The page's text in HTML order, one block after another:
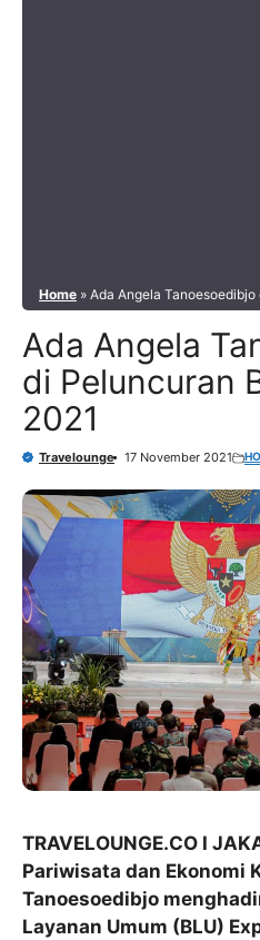
Home » Ada Angela Tanoesoedibjo
Ada Angela
di Peluncuran
2021
Travelounge 17 November 2021
TRAVELOUNGE.CO I
Pariwisata dan Ekonomi
Tanoesoedibjo
Layanan Umum (BLU)